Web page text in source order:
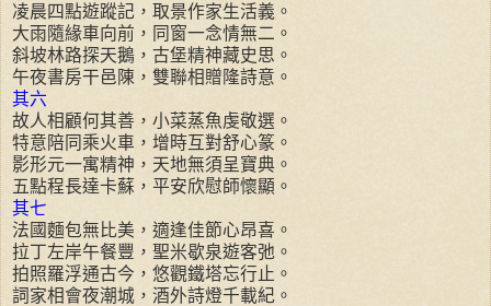
凌晨四點遊蹤記，取景作家生活義。
大雨隨緣車向前，同窗一念情無二。
斜坡林路探天鵝，古堡精神藏史思。
午夜書房干邑陳，雙聯相贈隆詩意。
其六
故人相顧何其善，小菜蒸魚虔敬選。
特意陪同乘火車，增時互對舒心篆。
影形元一寓精神，天地無須呈寶典。
五點程長達卡蘇，平安欣慰師懷顯。
其七
法國麵包無比美，適逢佳節心昂喜。
拉丁左岸午餐豐，聖米歇泉遊客弛。
拍照羅浮通古今，悠觀鐵塔忘行止。
詞家相會夜潮城，酒外詩燈千載紀。